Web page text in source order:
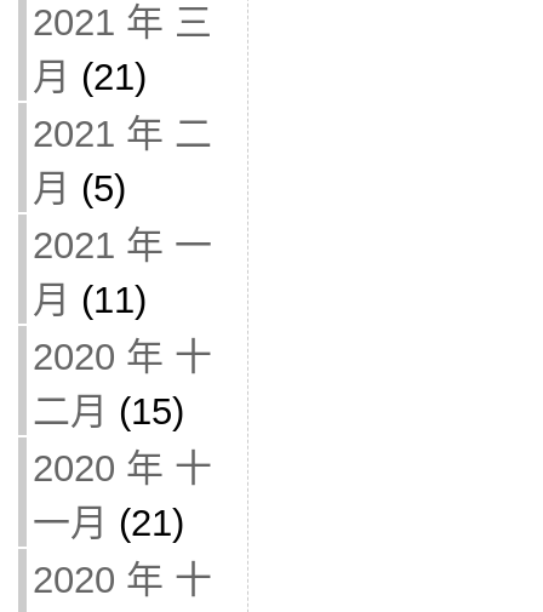
2021 年 三
月 (21)
2021 年 二
月 (5)
2021 年 一
月 (11)
2020 年 十
二月 (15)
2020 年 十
一月 (21)
2020 年 十